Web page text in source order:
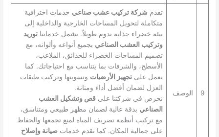
9 الوصف
تقدم شركة تركيب عشب صناعي خدمات احترافية
متكاملة لتحويل المساحات الخارجية والداخلية إلى
بيئة خضراء جذابة تدوم طويلاً. تشمل خدماتنا توريد
وتركيب العشب الصناعي بجميع أنواعه وألوانه، مع
تصميم المساحات الخضراء للحدائق، الملاعب،
الأسطح، والشرفات بما يتناسب مع احتياجاتك. كما
نعمل على تجهيز الأرضيات وتسويتها وتركيب طبقات
العزل لضمان أفضل أداء ومتانة.
نحرص في شركتنا على قص وتشكيل العشب
الصناعي بدقة عالية لضمان مظهر طبيعي ومتناسق،
مع تركيب أنظمة تصريف المياه لمنع تجمعها والحفاظ
على جمالية المكان. كما نقدم خدمات صيانة وإصلاح